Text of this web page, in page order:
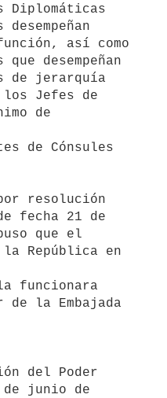
Diplomáticas
así como
desempeñan
de jerarquía
Jefes de
de
de Cónsules
fecha 21 de
que el
la República en
funcionara
de la Embajada
junio de